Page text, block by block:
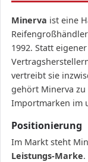
Minerva ist eine
1992. Statt
vertreibt sie
gehört Minerva zu
Importmarken im
Positionierung
Im Markt steht
Leistungs-Marke